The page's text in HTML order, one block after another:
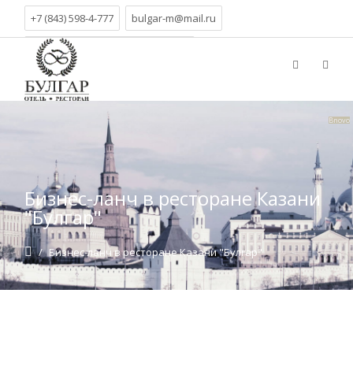
+7 (843) 598-4-777 bulgar-m@mail.ru
г. Казань, ул. Вишневского, д.21
Bnovo
Бизнес-ланч в ресторане Казани
"Булгар"
/ Бизнес-ланч в ресторане Казани "Булгар"